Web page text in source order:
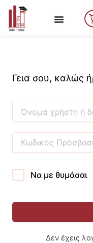
Μετάβαση
περιεχόμενο
Γεια σου, καλώς
Να με θυμάσαι
Δεν έχεις